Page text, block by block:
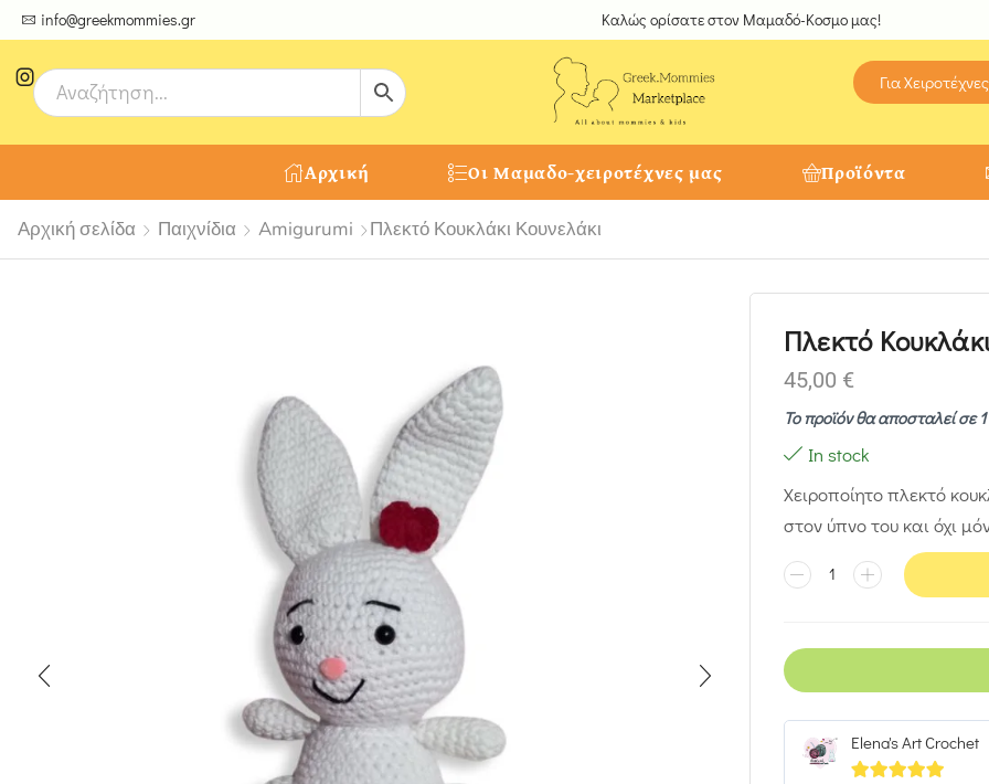
info@greekmommies.gr
μοναδικές δημιουργίες από τους Χειροτέχνες μας! Καλώς ορίσατε στον Μαμαδό-Κοσμο μας!
Για Χειροτέχνες
Αρχική Οι Μαμαδο-χειροτέχνες μας Προϊόντα
Αρχική σελίδα Παιχνίδια Amigurumi Πλεκτό Κουκλάκι Κουνελάκι
Πλεκτό
45,00 €
Το προϊόν θα αποσταλεί σε
In stock
Χειροποίητο πλεκτό
στον ύπνο του και όχι
Elena's Art Crochet